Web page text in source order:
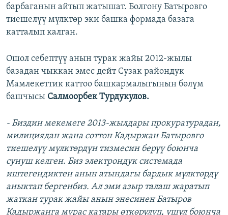
барбаганын айтып жатышат. Болгону Батыровго
тиешелүү мүлктөр эки башка формада базага
катталып калган.
Ошол себептүү анын турак жайы 2012-жылы
базадан чыккан эмес дейт Сузак райондук
Мамлекеттик каттоо башкармалыгынын бөлүм
башчысы Салмоорбек Турдукулов.
- Биздин мекемеге 2013-жылдары прокуратурадан,
милициядан жана соттон Кадыржан Батыровго
тиешелүү мүлктөрдүн тизмесин берүү боюнча
сунуш келген. Биз электрондук системада
иштегендиктен анын атындагы бардык мүлктөрдү
аныктап бергенбиз. Ал эми азыр талаш жаратып
жаткан турак жайы анын энесинен Батыров
Кадыржанга мурас катары өткөрүлүп, ушул боюнча